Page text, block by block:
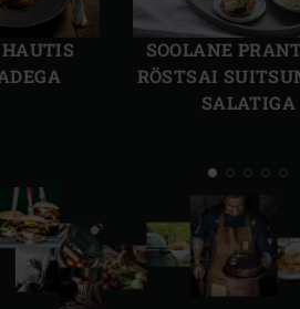
SOOLANE
RÖSTSAI
SALATIGA
Eelmine
slaid